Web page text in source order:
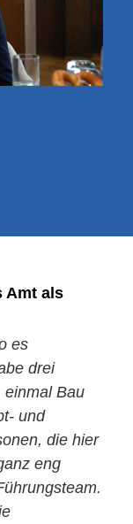
Amt als
es
drei
einmal Bau
und
die hier
eng